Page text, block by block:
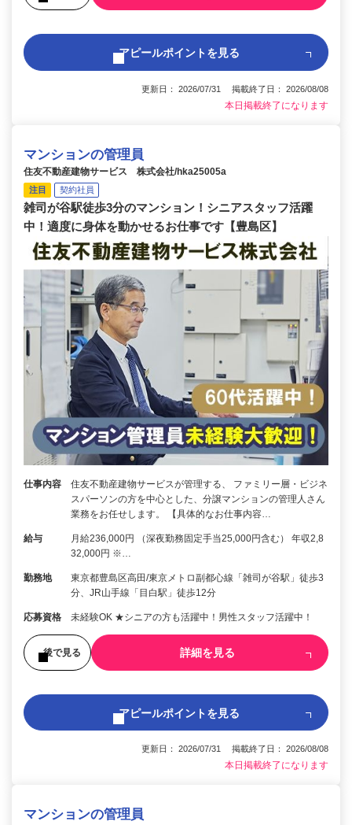
アピールポイントを見る
更新日： 2026/07/31 掲載終了日： 2026/08/08
本日掲載終了になります
マンションの管理員
住友不動産建物サービス 株式会社/hka25005a
注目 契約社員
雑司が谷駅徒歩3分のマンション！シニアスタッフ活躍
中！適度に身体を動かせるお仕事です【豊島区】
仕事内容
住友不動産建物サービスが管理する、 ファミリー層・ビジネ
スパーソンの方を中心とした、分譲マンションの管理人さん
業務をお任せします。 【具体的なお仕事内容…
給与
月給236,000円 （深夜勤務固定手当25,000円含む） 年収2,8
32,000円 ※…
勤務地
東京都豊島区高田/東京メトロ副都心線「雑司が谷駅」徒歩3
分、JR山手線「目白駅」徒歩12分
応募資格 未経験OK ★シニアの方も活躍中！男性スタッフ活躍中！
後で見る 詳細を見る
アピールポイントを見る
更新日： 2026/07/31 掲載終了日： 2026/08/08
本日掲載終了になります
マンションの管理員